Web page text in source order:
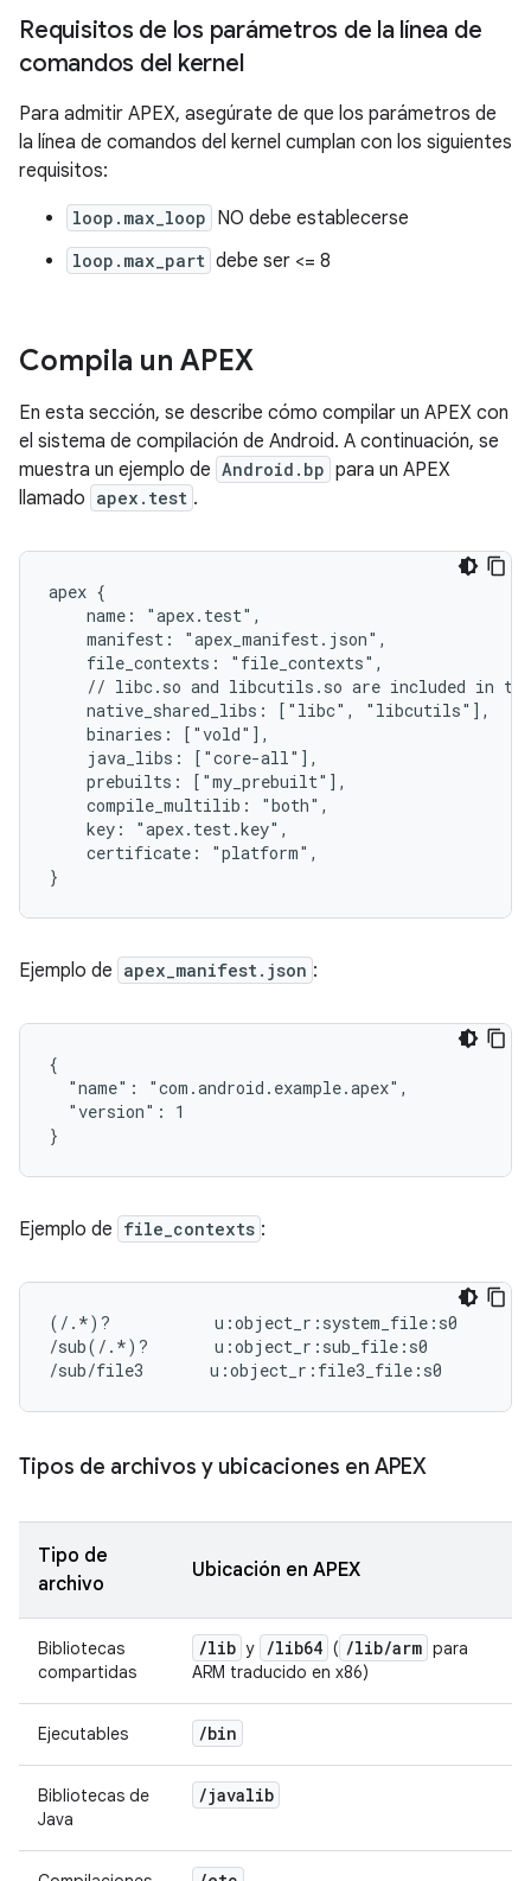
Requisitos de los parámetros de la línea de
comandos del kernel
Para admitir APEX, asegúrate de que los parámetros de
la línea de comandos del kernel cumplan con los siguientes
requisitos:
loop.max_loop NO debe establecerse
loop.max_part debe ser <= 8
Compila un APEX
En esta sección, se describe cómo compilar un APEX con
el sistema de compilación de Android. A continuación, se
muestra un ejemplo de Android.bp para un APEX
llamado apex.test .
apex {
    name: "apex.test",
    manifest: "apex_manifest.json",
    file_contexts: "file_contexts",
// libc.so and libcutils.so are included in
    native_shared_libs: ["libc", "libcutils"],
    binaries: ["vold"],
    java_libs: ["core-all"],
    prebuilts: ["my_prebuilt"],
    compile_multilib: "both",
    key: "apex.test.key",
    certificate: "platform",
Ejemplo de apex_manifest.json :
{
  "name": "com.android.example.apex",
  "version": 1
Ejemplo de file_contexts :
(/.*)?           u:object_r:system_file:s0
/sub(/.*)?       u:object_r:sub_file:s0
Tipos de archivos y ubicaciones en APEX
Tipo de
archivo
Ubicación en APEX
Bibliotecas
compartidas
/lib y /lib64 ( /lib/arm para
ARM traducido en x86)
Ejecutables /bin
Bibliotecas de
Java
/javalib